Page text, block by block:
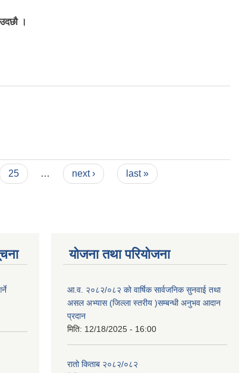
।
25 … next › last »
योजना तथा परियोजना
आ.व. २०८२/०८२ को वार्षिक सार्वजनिक सुनवाई तथा
असल अभ्यास (जिल्ला स्तरीय )सम्बन्धी अनुभव आदान
प्रदान
मिति: 12/18/2025 - 16:00
रातो किताब २०८२/०८२